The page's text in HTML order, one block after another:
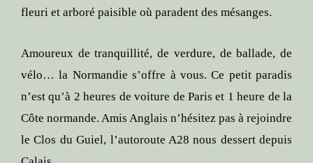
fleuri et arboré paisible où paradent des mésanges.
Amoureux de tranquillité, de verdure, de ballade, de
vélo… la Normandie s’offre à vous. Ce petit paradis
n’est qu’à 2 heures de voiture de Paris et 1 heure de la
Côte normande. Amis Anglais n’hésitez pas à rejoindre
le Clos du Guiel, l’autoroute A28 nous dessert depuis